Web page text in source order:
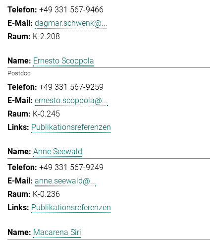
+49 331 567-9466
dagmar.schwenk@...
K-2.208
Ernesto Scoppola
Postdoc
+49 331 567-9259
ernesto.scoppola@...
K-0.245
Publikationsreferenzen
Anne Seewald
+49 331 567-9249
anne.seewald@...
K-0.236
Publikationsreferenzen
Macarena Siri